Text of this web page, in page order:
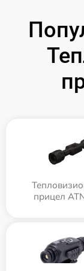
прицел